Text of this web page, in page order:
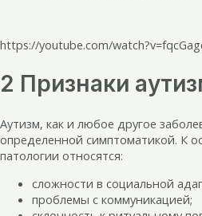
https://youtube.com/
2 Признаки
Аутизм, как и любое другое
определенной симптоматикой. К
патологии относятся:
сложности в социальной
проблемы с коммуникацией;